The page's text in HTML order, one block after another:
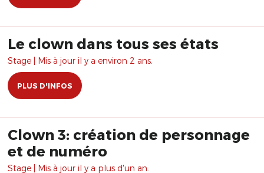
Le clown dans tous ses états
Stage | Mis à jour il y a environ 2 ans.
PLUS D'INFOS
Clown 3: création de personnage
et de numéro
Stage | Mis à jour il y a plus d'un an.